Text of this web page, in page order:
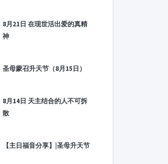
8月21日 在现世活出爱的真精
神
圣母蒙召升天节（8月15日）
8月14日 天主结合的人不可拆
散
【主日福音分享】|圣母升天节